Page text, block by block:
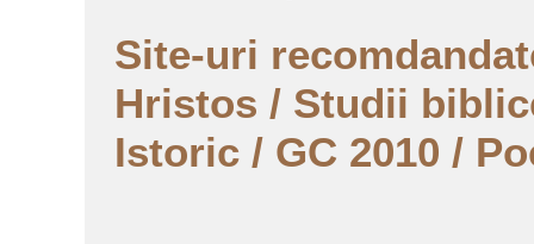
Site-uri
Hristos / Studii
Istoric/ GC 2010 /